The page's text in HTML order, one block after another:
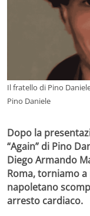
Il fratello di Pino
Pino Daniele
Dopo la
“Again” di Pino
Diego Armando
Roma, torniamo
napoletano
arresto cardiaco.